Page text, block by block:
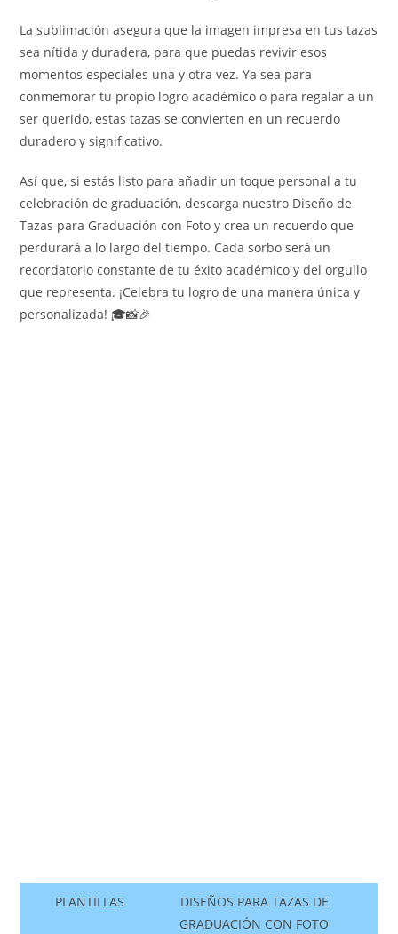
La sublimación asegura que la imagen impresa en tus tazas
sea nítida y duradera, para que puedas revivir esos
momentos especiales una y otra vez. Ya sea para
conmemorar tu propio logro académico o para regalar a un
ser querido, estas tazas se convierten en un recuerdo
duradero y significativo.
Así que, si estás listo para añadir un toque personal a tu
celebración de graduación, descarga nuestro Diseño de
Tazas para Graduación con Foto y crea un recuerdo que
perdurará a lo largo del tiempo. Cada sorbo será un
recordatorio constante de tu éxito académico y del orgullo
que representa. ¡Celebra tu logro de una manera única y
personalizada! 🎓📸🎉
PLANTILLAS
DISEÑOS PARA TAZAS DE
GRADUACIÓN CON FOTO